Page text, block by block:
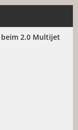
beim 2.0 Multijet